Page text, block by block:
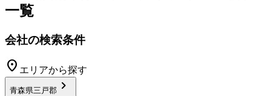
一覧
会社の検索条件
location_on エリアから探す
青森県三戸郡 chevron_right